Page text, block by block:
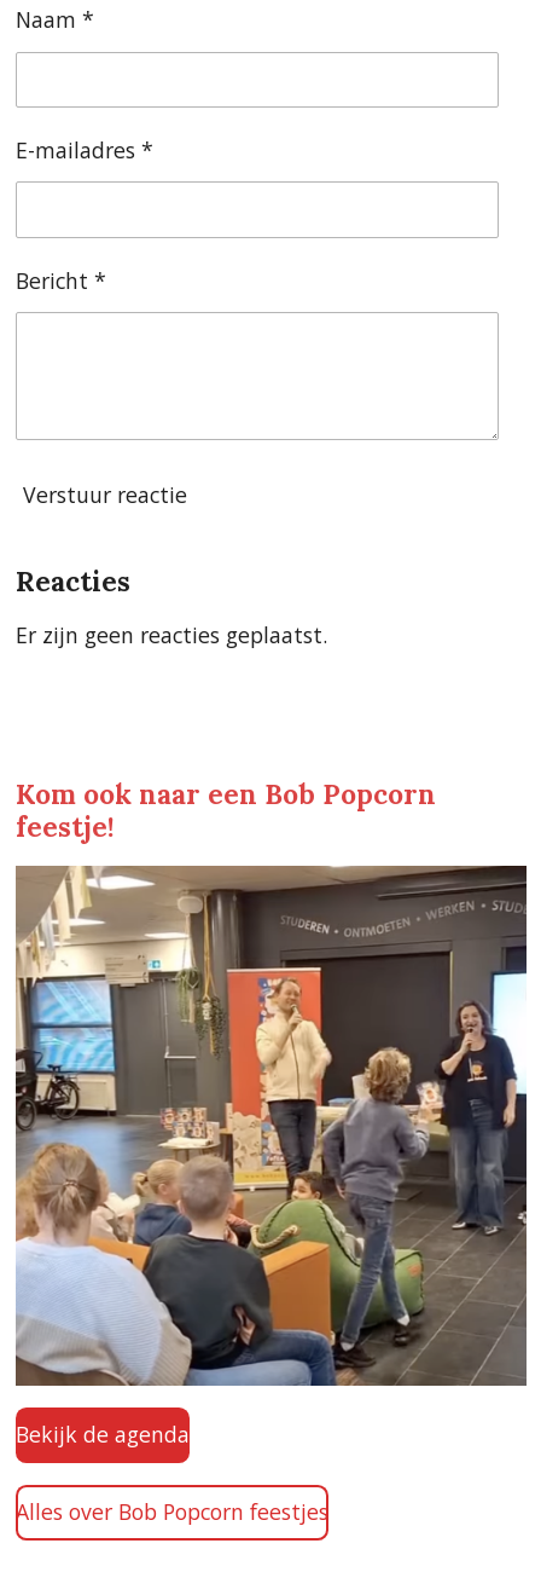
Naam *
E-mailadres *
Bericht *
Verstuur reactie
Reacties
Er zijn geen reacties geplaatst.
Kom ook naar een Bob Popcorn
feestje!
Bekijk de agenda
Alles over Bob Popcorn feestjes